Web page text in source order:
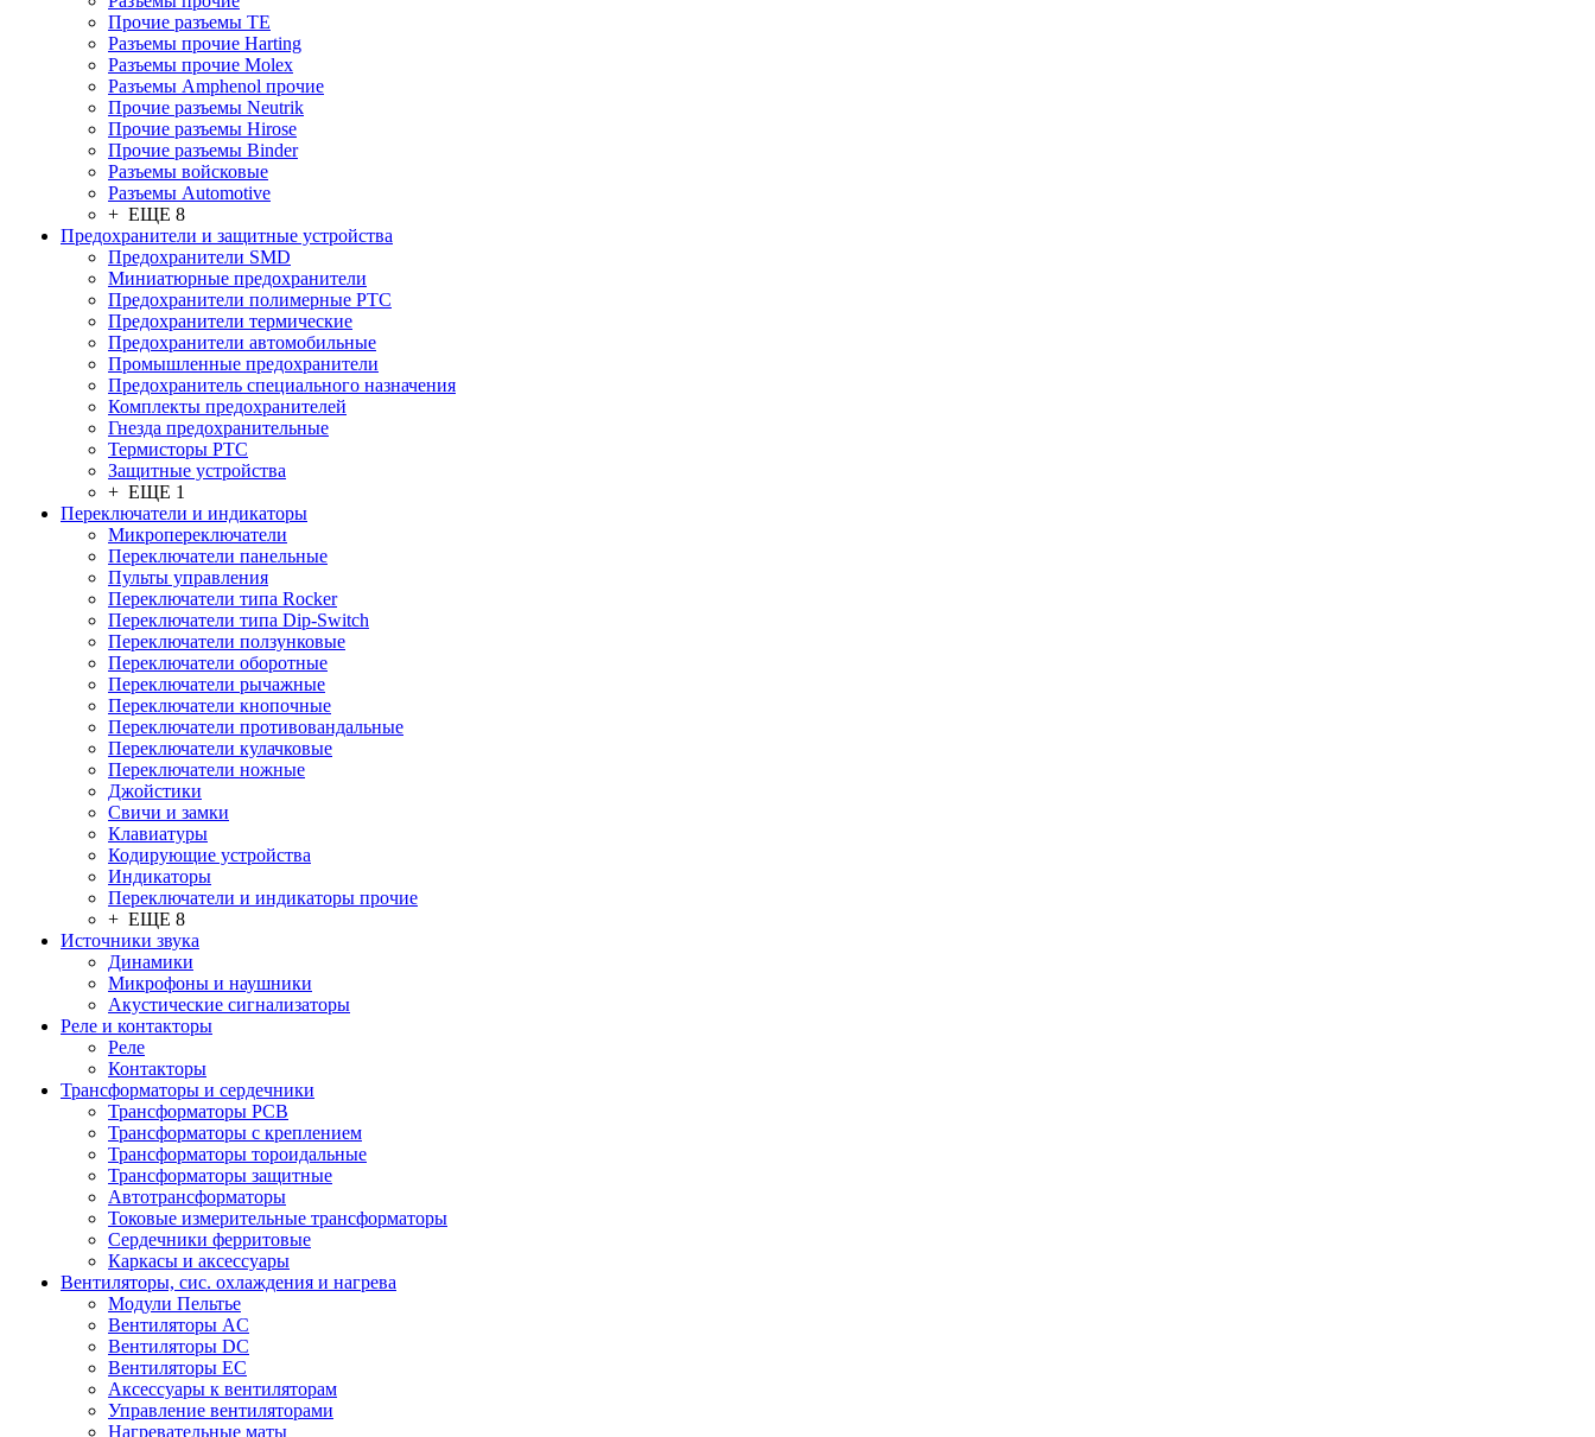
Прочие разъемы TE
Разъемы прочие Harting
Разъемы прочие Molex
Разъемы Amphenol прочие
Прочие разъемы Neutrik
Прочие разъемы Hirose
Прочие разъемы Binder
Разъемы войсковые
Разъeмы Automotive
+ ЕЩЕ 8
Предохранители и защитные устройства
Предохранители SMD
Миниатюрные предохранители
Предохранители полимерные PTC
Предохранители термические
Предохранители автомобильные
Промышленные предохранители
Предохранитель специального назначения
Комплекты предохранителей
Гнезда предохранительные
Термисторы PTC
Защитные устройства
+ ЕЩЕ 1
Переключатели и индикаторы
Микропереключатели
Переключатели панельные
Пульты управления
Переключатели типа Rocker
Переключатели типа Dip-Switch
Переключатели ползунковые
Переключатели оборотные
Переключатели рычажные
Переключатели кнопочные
Переключатели противовандальные
Переключатели кулачковые
Переключатели ножные
Джойстики
Свичи и замки
Клавиатуры
Кодирующие устройства
Индикаторы
Переключатели и индикаторы прочие
+ ЕЩЕ 8
Источники звука
Динамики
Микрофоны и наушники
Акустические сигнализаторы
Реле и контакторы
Реле
Контакторы
Трансформаторы и сердечники
Трансформаторы PCB
Трансформаторы с креплением
Трансформаторы тороидальные
Трансформаторы защитные
Автотрансформаторы
Токовые измерительные трансформаторы
Сердечники ферритовые
Каркасы и аксессуары
Вентиляторы, сис. охлаждения и нагрева
Модули Пельтье
Вентиляторы AC
Вентиляторы DC
Вентиляторы EC
Аксессуары к вентиляторам
Управление вентиляторами
Нагревательные маты